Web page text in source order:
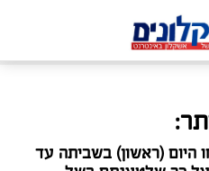
היום (ראשון) בשביתה עד